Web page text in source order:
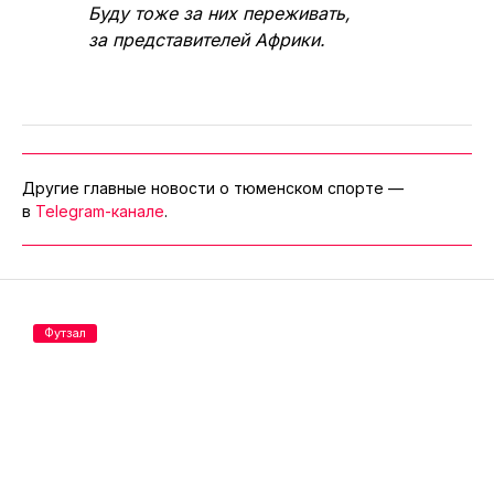
Буду тоже за них переживать,
за представителей Африки.
Другие главные новости о тюменском спорте —
в Telegram-канале.
Футзал